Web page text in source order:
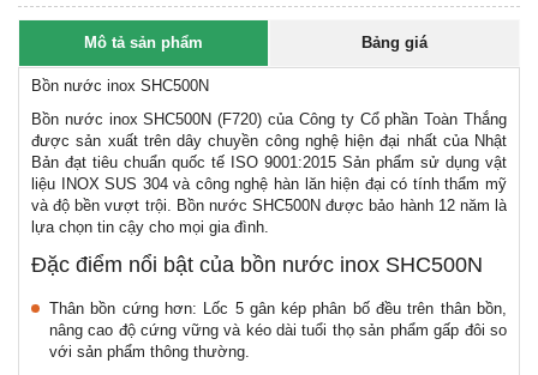
Mô tả sản phẩm Bảng giá
Bồn nước inox SHC500N
Bồn nước inox SHC500N (F720) của Công ty Cổ phần Toàn Thắng
được sản xuất trên dây chuyền công nghệ hiện đại nhất của Nhật
Bản đạt tiêu chuẩn quốc tế ISO 9001:2015 Sản phẩm sử dụng vật
liệu INOX SUS 304 và công nghệ hàn lăn hiện đại có tính thẩm mỹ
và độ bền vượt trội. Bồn nước SHC500N được bảo hành 12 năm là
lựa chọn tin cậy cho mọi gia đình.
Đặc điểm nổi bật của bồn nước inox SHC500N
Thân bồn cứng hơn: Lốc 5 gân kép phân bố đều trên thân bồn,
nâng cao độ cứng vững và kéo dài tuổi thọ sản phẩm gấp đôi so
với sản phẩm thông thường.